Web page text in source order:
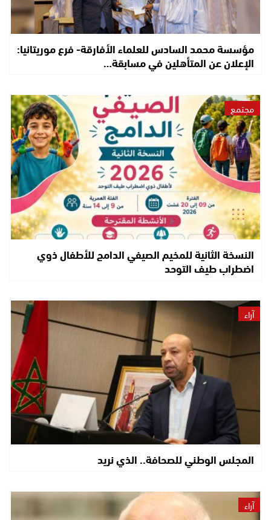
مؤسسة محمد السادس للعلماء الأفارقة- فرع موريتانيا:
الإعلان عن المتأهلين في مسابقة…
مجتمع
النسخة الثانية للمخيم الصيفي الدامج للأطفال ذوي
اضطراب طيف التوحد
آراء
المجلس الوطني للصحافة.. الذي نريد
آراء